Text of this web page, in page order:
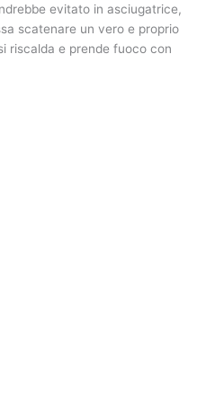
evitato in asciugatrice,
scatenare un vero e proprio
riscalda e prende fuoco con